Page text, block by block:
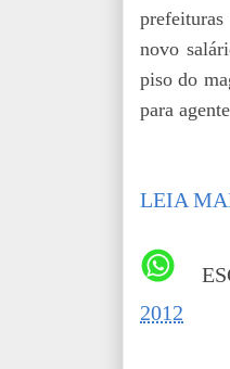
novo
piso do
para
LEIA
2012